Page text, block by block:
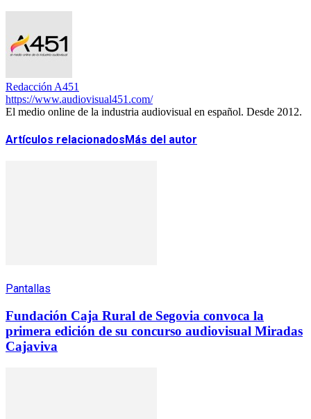
Redacción A451
https://www.audiovisual451.com/
El medio online de la industria audiovisual en español. Desde 2012.
Artículos relacionadosMás del autor
Pantallas
Fundación Caja Rural de Segovia convoca la
primera edición de su concurso audiovisual Miradas
Cajaviva